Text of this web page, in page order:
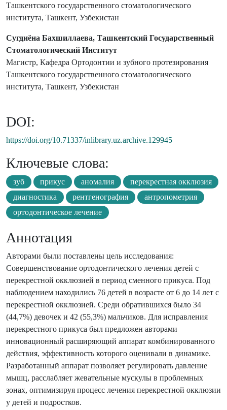
Ташкентского государственного стоматологического
института, Ташкент, Узбекистан
Сугдиёна Бахшиллаева, Ташкентский Государственный
Стоматологический Институт
Магистр, Кафедра Ортодонтии и зубного протезирования
Ташкентского государственного стоматологического
института, Ташкент, Узбекистан
DOI:
https://doi.org/10.71337/inlibrary.uz.archive.129945
Ключевые слова:
зуб прикус аномалия
перекрестная окклюзия
диагностика
рентгенография
антропометрия
ортодонтическое лечение
Аннотация
Авторами были поставлены цель исследования:
Совершенствование ортодонтического лечения детей с
перекрестной окклюзией в период сменного прикуса. Под
наблюдением находились 76 детей в возрасте от 6 до 14 лет с
перекрестной окклюзией. Среди обратившихся было 34
(44,7%) девочек и 42 (55,3%) мальчиков. Для исправления
перекрестного прикуса был предложен авторами
инновационный расширяющий аппарат комбинированного
действия, эффективность которого оценивали в динамике.
Разработанный аппарат позволяет регулировать давление
мышц, расслабляет жевательные мускулы в проблемных
зонах, оптимизируя процесс лечения перекрестной окклюзии
у детей и подростков.